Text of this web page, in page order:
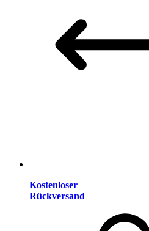
Kostenloser
Rückversand